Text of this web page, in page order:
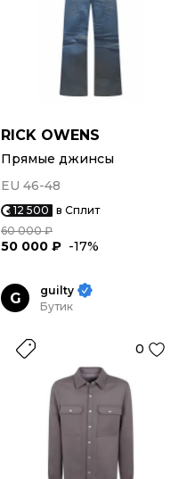
RICK OWENS
Прямые джинсы
EU 46-48
12 500 в Сплит
60 000 ₽
50 000 ₽ -17%
G
guilty
Бутик
0